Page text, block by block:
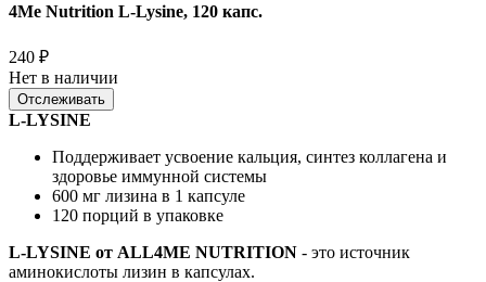
4Me Nutrition L-Lysine, 120 капс.
240 ₽
Нет в наличии
Отслеживать
L-LYSINE
Поддерживает усвоение кальция, синтез коллагена и
здоровье иммунной системы
600 мг лизина в 1 капсуле
120 порций в упаковке
L-LYSINE от ALL4ME NUTRITION - это источник
аминокислоты лизин в капсулах.